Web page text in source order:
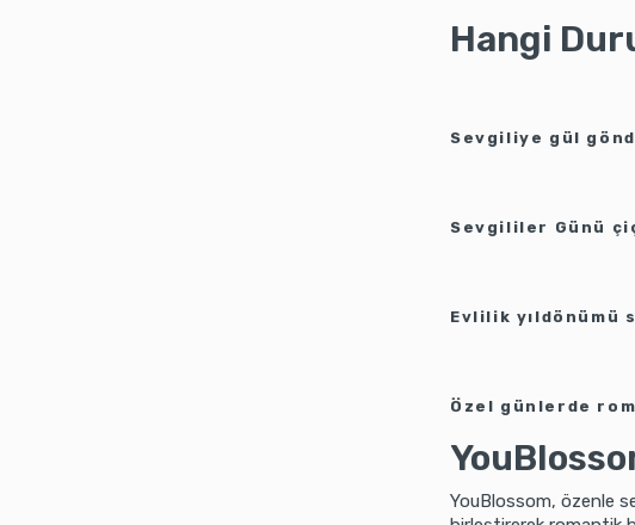
Hangi
Sevgiliye gül
Sevgililer Günü
Evlilik yıldönümü
Özel günlerde
YouBlossom, özenle